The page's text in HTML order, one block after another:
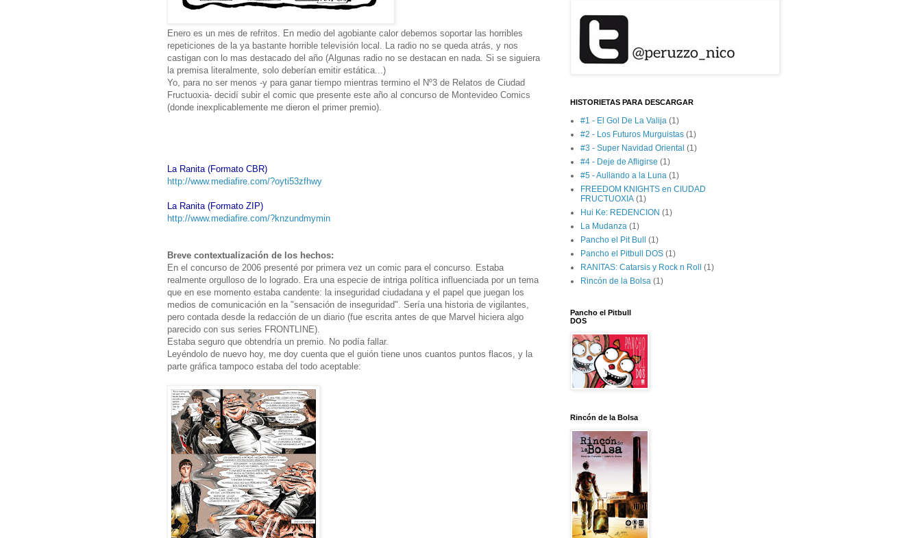
Enero es un mes de refritos. En medio del agobiante calor debemos soportar las horribles
repeticiones de la ya bastante horrible televisión local. La radio no se queda atrás, y nos
castigan con lo mas destacado del año (Algunas radio no se destacan en nada. Si se siguiera
la premisa literalmente, solo deberían emitir estática...)
Yo, para no ser menos -y para ganar tiempo mientras termino el Nº3 de Relatos de Ciudad
Fructuoxia- decidí subir el comic que presente este año al concurso de Montevideo Comics
(donde inexplicablemente me dieron el primer premio).
La Ranita (Formato CBR)
http://www.mediafire.com/?oyti53zfhwy
La Ranita (Formato ZIP)
http://www.mediafire.com/?knzundmymin
Breve contextualización de los hechos:
En el concurso de 2006 presenté por primera vez un comic para el concurso. Estaba
realmente orgulloso de lo logrado. Era una especie de intriga política influenciada por un tema
que en ese momento estaba candente: la inseguridad ciudadana y el papel que juegan los
medios de comunicación en la "sensación de inseguridad". Sería una historia de vigilantes,
pero contada desde la redacción de un diario (fue escrita antes de que Marvel hiciera algo
parecido con sus series FRONTLINE).
Estaba seguro que obtendría un premio. No podía fallar.
Leyéndolo de nuevo hoy, me doy cuenta que el guión tiene unos cuantos puntos flacos, y la
parte gráfica tampoco estaba del todo aceptable:
HISTORIETAS PARA DESCARGAR
#1 - El Gol De La Valija (1)
#2 - Los Futuros Murguistas (1)
#3 - Super Navidad Oriental (1)
#4 - Deje de Afligirse (1)
#5 - Aullando a la Luna (1)
FREEDOM KNIGHTS en CIUDAD
FRUCTUOXIA (1)
Hui Ke: REDENCION (1)
La Mudanza (1)
Pancho el Pit Bull
(1)
Pancho el Pitbull DOS (1)
RANITAS: Catarsis y Rock n Roll
(1)
Rincón de la Bolsa (1)
Pancho el Pitbull
DOS
Rincón de la Bolsa